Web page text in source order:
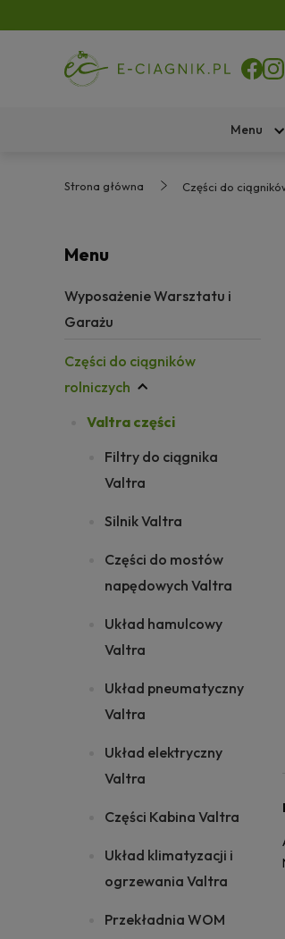
Menu
Strona główna Części do
Menu
Wyposażenie Warsztatu i
Garażu
Części do ciągników
rolniczych
Valtra części
Filtry do ciągnika
Valtra
Silnik Valtra
Części do mostów
napędowych Valtra
Układ hamulcowy
Valtra
Układ pneumatyczny
Valtra
Układ elektryczny
Valtra
Części Kabina Valtra
Układ klimatyzacji i
ogrzewania Valtra
Przekładnia WOM